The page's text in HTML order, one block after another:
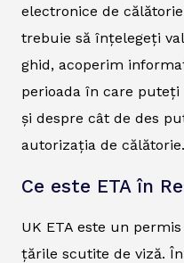
electronice de
trebuie să înțelegeți
ghid, acoperim
perioada în care
și despre cât de des
autorizația de călătorie.
Ce este ETA în
UK ETA este un
țările scutite de viză.